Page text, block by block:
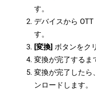
す。
デバイスから
す。
[変換] ボタンをク
変換が完了するま
変換が完了したら
ンロードします。